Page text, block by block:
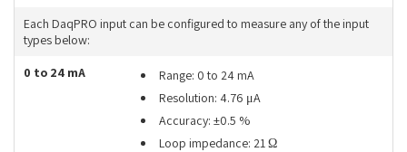
Each DaqPRO input can be configured to measure any of the input
types below:
0 to 24 mA
Range: 0 to 24 mA
Resolution: 4.76 μA
Accuracy: ±0.5 %
Loop impedance: 21 Ω